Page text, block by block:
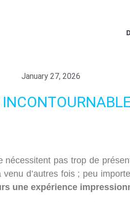
January 27, 2026
pas trop de
d’autres fois ; peu
une expérience
en cliquant sur le bouton